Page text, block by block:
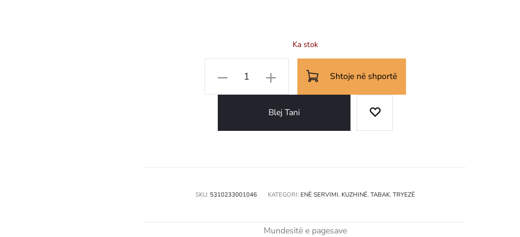
Ka stok
Shtoje në shportë
Blej Tani
SKU: 5310233001046 KATEGORI: ENË SERVIMI, KUZHINË, TABAK, TRYEZË
Mundesitë e pagesave